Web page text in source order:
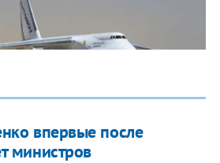
впервые после
министров